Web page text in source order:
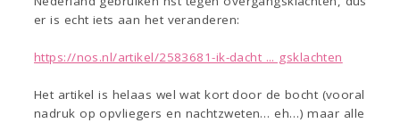
er is echt iets aan het veranderen:
https://nos.nl/artikel/2583681-ik-dacht ... gsklachten
Het artikel is helaas wel wat kort door de bocht (vooral
nadruk op opvliegers en nachtzweten… eh…) maar alle